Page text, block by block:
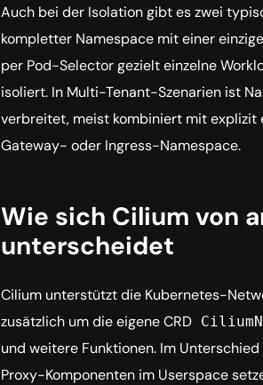
Auch bei der Isolation gibt es zwei
kompletter Namespace mit einer
per Pod-Selector gezielt einzelne
isoliert. In Multi-Tenant-Szenarien ist
verbreitet, meist kombiniert mit explizit
Gateway- oder Ingress-Namespace.
Wie sich Cilium von
unterscheidet
Cilium unterstützt die Kubernetes-
zusätzlich um die eigene CRD
und weitere Funktionen. Im
Proxy-Komponenten im Userspace